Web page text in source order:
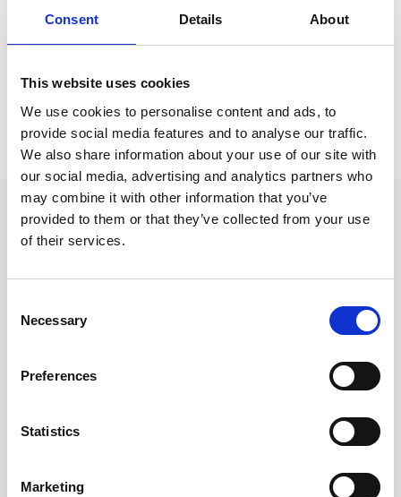
Consent Details About
This website uses cookies
We use cookies to personalise content and ads, to
provide social media features and to analyse our traffic.
We also share information about your use of our site with
our social media, advertising and analytics partners who
may combine it with other information that you’ve
provided to them or that they’ve collected from your use
of their services.
Selection
Necessary
Preferences
Statistics
Marketing
Moleskine
Prishistorik
Lägsta pris senaste 30 dagarna är 349 kr (2026-08-08)
Andra tittade även på
Moleskine Notebook X-
Moleskine Ruled Classic